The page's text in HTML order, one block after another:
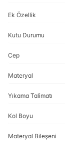
Ek Özellik
Kutu Durumu
Cep
Materyal
Yıkama Talimatı
Kol Boyu
Materyal Bileşeni